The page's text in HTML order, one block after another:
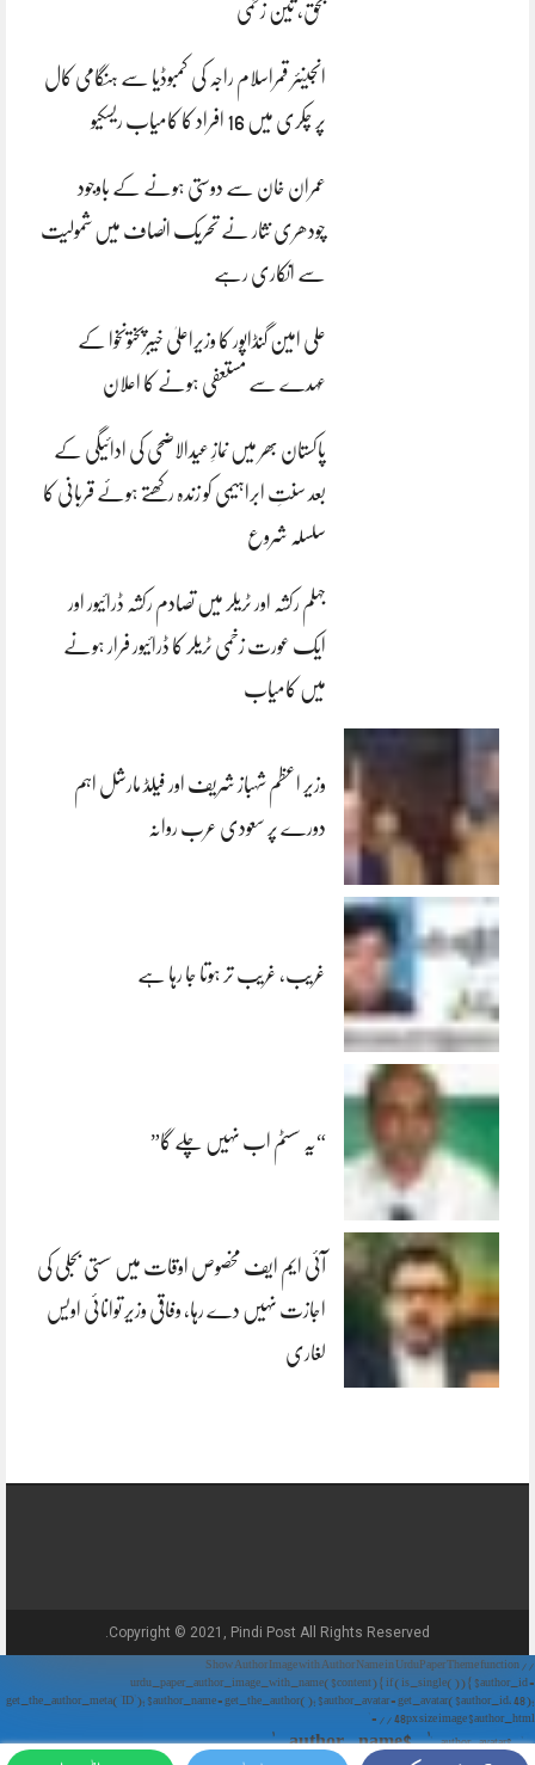
بحق، تین زخمی
انجینئر قمراسلام راجہ کی کمبوڈیا سے ہنگامی کال
پر چکری میں 16 افراد کا کامیاب ریسکیو
عمران خان سے دوستی ہونے کے باوجود
چودھری نثار نے تحریک انصاف میں شمولیت
سے انکاری رہے
علی امین گنڈاپور کا وزیراعلیٰ خیبرپختونخوا کے
عہدے سے مستعفی ہونے کا اعلان
پاکستان بھر میں نمازِ عیدالاضحی کی ادائیگی کے
بعد سنتِ ابراہیمی کو زندہ رکھتے ہوئے قربانی کا
سلسلہ شروع
جہلم رکشہ اور ٹریلر میں تصادم رکشہ ڈرائیور اور
ایک عورت زخمی ٹریلر کا ڈرائیور فرار ہونے
میں کامیاب
وزیر اعظم شہباز شریف اور فیلڈ مارشل اہم
دورے پر سعودی عرب روانہ
غریب، غریب تر ہوتا جا رہا ہے
“یہ سسٹم اب نہیں چلے گا”
آئی ایم ایف مخصوص اوقات میں سستی بجلی کی
اجازت نہیں دے رہا، وفاقی وزیر توانائی اویس
لغاری
Copyright © 2021, Pindi Post All Rights Reserved.
// Show Author Image with Author Name in UrduPaper Theme function
urdu_paper_author_image_with_name($content) { if (is_single()) { $author_id =
get_the_author_meta('ID'); $author_name = get_the_author(); $author_avatar = get_avatar($author_id, 48);
// 48px size image $author_html = '
' . $author_avatar . '
' . $author_name . '